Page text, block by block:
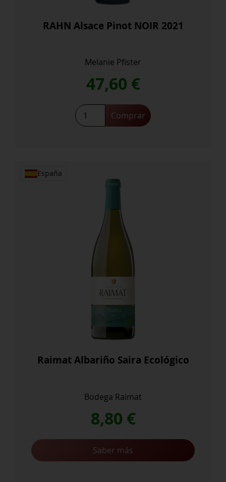
RAHN Alsace Pinot NOIR 2021
Melanie Pfister
47,60 €
RAHN
Alsace
Comprar
España
Raimat Albariño Saira Ecológico
Bodega Raimat
8,80 €
Saber más